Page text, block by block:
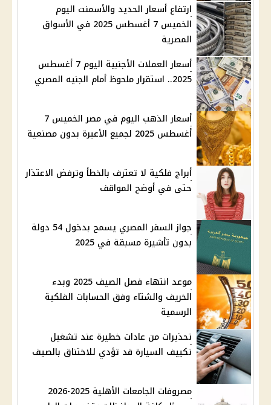
ارتفاع أسعار الحديد والأسمنت اليوم
الخميس 7 أغسطس 2025 في الأسواق
المصرية
أسعار العملات الأجنبية اليوم 7 أغسطس
2025.. استقرار ملحوظ أمام الجنيه المصري
أسعار الذهب اليوم في مصر الخميس 7
أغسطس 2025 لجميع الأعيرة بدون مصنعية
أبراج فلكية لا تعترف بالخطأ وترفض الاعتذار
حتى في أوضح المواقف
جواز السفر المصري يسمح بدخول 54 دولة
بدون تأشيرة مسبقة في 2025
موعد انتهاء فصل الصيف 2025 وبدء
الخريف والشتاء وفق الحسابات الفلكية
الرسمية
تحذيرات من عادات خطيرة عند تشغيل
تكييف السيارة قد تؤدي للاختناق بالصيف
مصروفات الجامعات الأهلية 2025-2026